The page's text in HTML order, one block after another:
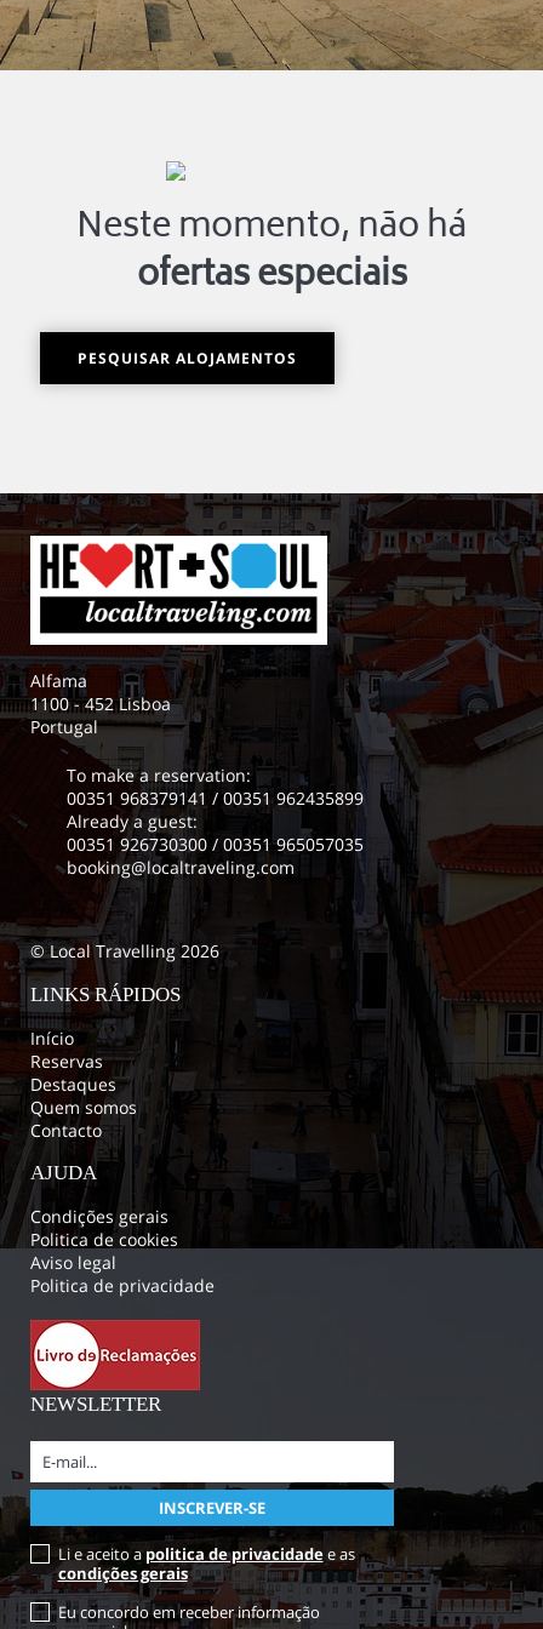
Neste momento, não há
ofertas especiais
PESQUISAR ALOJAMENTOS
Alfama
1100 - 452 Lisboa
Portugal
To make a reservation:
00351 968379141 / 00351 962435899
Already a guest:
00351 926730300 / 00351 965057035
booking@localtraveling.com
© Local Travelling 2026
LINKS RÁPIDOS
Início
Reservas
Destaques
Quem somos
Contacto
AJUDA
Condições gerais
Politica de cookies
Aviso legal
Politica de privacidade
NEWSLETTER
Li e aceito apolitica de privacidadee as
condições gerais
Eu concordo em receber informação